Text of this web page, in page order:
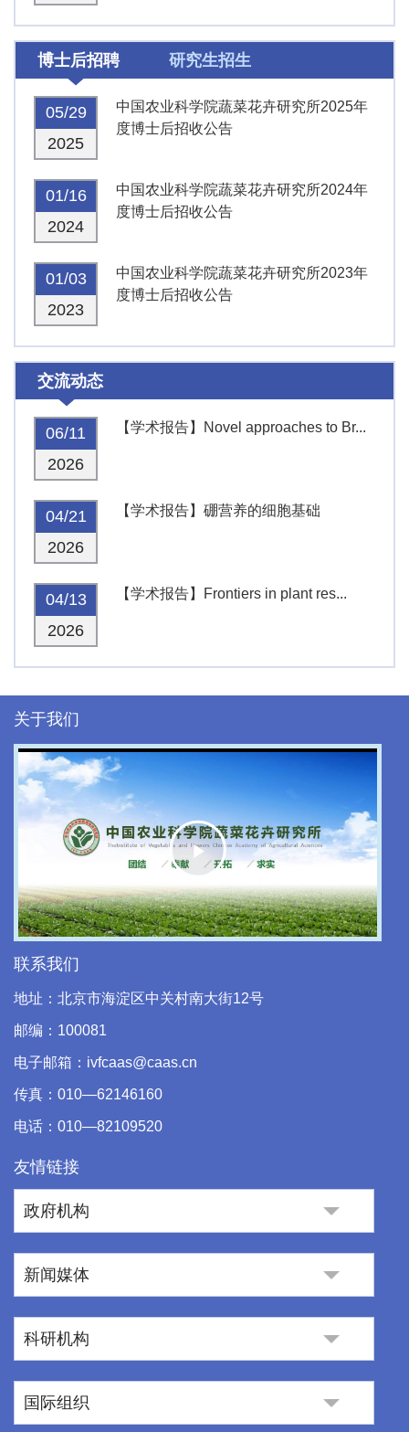
博士后招聘 研究生招生
05/29
2025
中国农业科学院蔬菜花卉研究所2025年
度博士后招收公告
01/16
2024
中国农业科学院蔬菜花卉研究所2024年
度博士后招收公告
01/03
2023
中国农业科学院蔬菜花卉研究所2023年
度博士后招收公告
交流动态
06/11
2026
【学术报告】Novel approaches to Br...
04/21
2026
【学术报告】硼营养的细胞基础
04/13
2026
【学术报告】Frontiers in plant res...
关于我们
Play
Video
联系我们
地址：北京市海淀区中关村南大街12号
邮编：100081
电子邮箱：ivfcaas@caas.cn
传真：010—62146160
电话：010—82109520
友情链接
政府机构
新闻媒体
科研机构
国际组织